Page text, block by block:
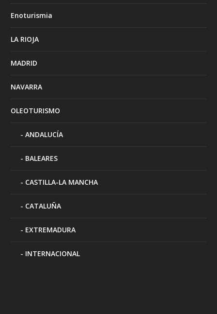
Enoturismia
LA RIOJA
MADRID
NAVARRA
OLEOTURISMO
ANDALUCÍA
BALEARES
CASTILLA-LA MANCHA
CATALUÑA
EXTREMADURA
INTERNACIONAL